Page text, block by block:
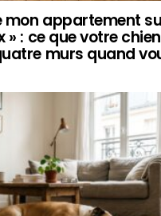
mon appartement
» : ce que votre
murs quand